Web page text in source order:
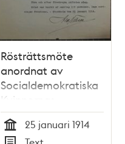
Rösträttsmöte
anordnat av
Socialdemokratiska
Kvinnornas
Samorganisation -
polisrapport 1914
Tid
25 januari 1914